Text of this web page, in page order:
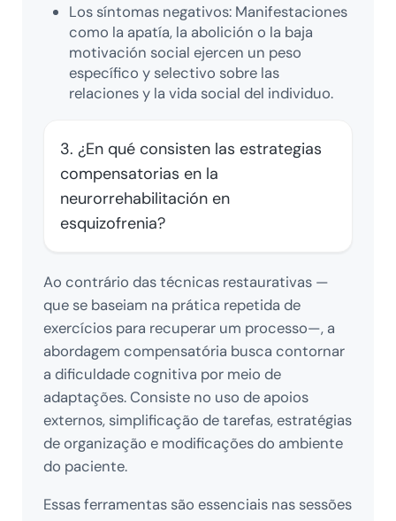
Los síntomas negativos: Manifestaciones
como la apatía, la abolición o la baja
motivación social ejercen un peso
específico y selectivo sobre las
relaciones y la vida social del individuo.
3. ¿En qué consisten las estrategias
compensatorias en la
neurorrehabilitación en
esquizofrenia?
Ao contrário das técnicas restaurativas —
que se baseiam na prática repetida de
exercícios para recuperar um processo—, a
abordagem compensatória busca contornar
a dificuldade cognitiva por meio de
adaptações. Consiste no uso de apoios
externos, simplificação de tarefas, estratégias
de organização e modificações do ambiente
do paciente.
Essas ferramentas são essenciais nas sessões